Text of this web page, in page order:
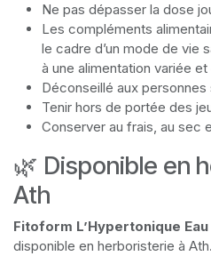
Ne pas dépasser la dose
Les compléments
le cadre d’un mode de vie
à une alimentation variée
Déconseillé aux
Tenir hors de portée des
Conserver au frais, au sec
🌿 Disponible en
Ath
Fitoform L’Hypertonique
disponible en herboristerie à Ath.